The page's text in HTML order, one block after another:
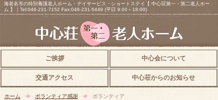
海老名市の特別養護老人ホーム・デイサービス・ショートステイ【 中心荘第一・第二老人ホー
ム 】｜Tel:046-231-7152 Fax:046-231-5449 (平日 9:00～18:00)
ご挨拶 中心会について
交通アクセス 中心荘からのお知らせ
ホーム ボランティア感謝 ボランティア